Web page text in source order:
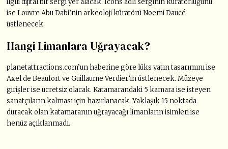
ilgili dijital bir sergi yer alacak. Icons adlı serginin küratörlüğünü
ise Louvre Abu Dabi’nin arkeoloji küratörü Noemi Daucé
üstlenecek.
Hangi Limanlara Uğrayacak?
planetattractions.com’un haberine göre lüks yatın tasarımını ise
Axel de Beaufort ve Guillaume Verdier’in üstlenecek. Müzeye
girişler ise ücretsiz olacak. Katamarandaki 5 kamara ise isteyen
sanatçıların kalması için hazırlanacak. Yaklaşık 15 noktada
duracak olan katamaranın uğrayacağı limanların isimleri ise
henüz açıklanmadı.